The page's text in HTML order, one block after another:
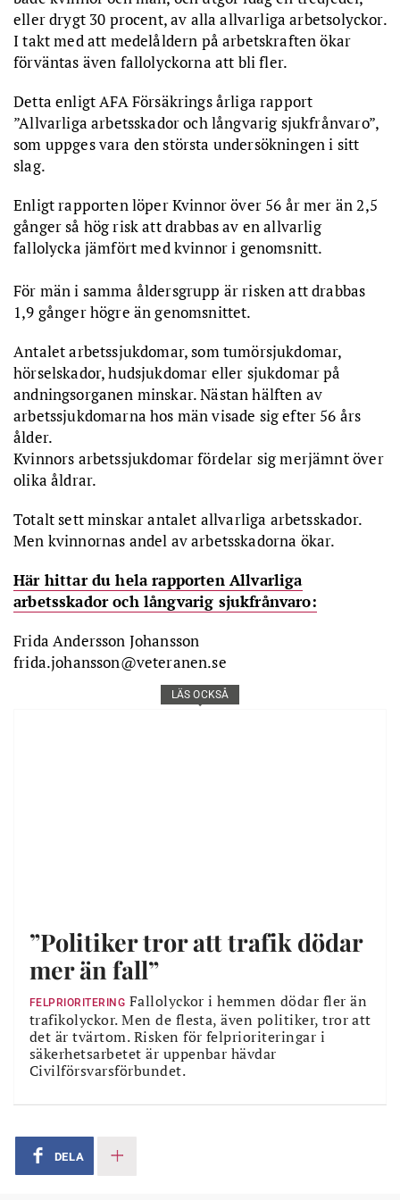
eller drygt 30 procent, av alla allvarliga arbetsolyckor.
I takt med att medelåldern på arbetskraften ökar
förväntas även fallolyckorna att bli fler.
Detta enligt AFA Försäkrings årliga rapport
”Allvarliga arbetsskador och långvarig sjukfrånvaro”,
som uppges vara den största undersökningen i sitt
slag.
Enligt rapporten löper Kvinnor över 56 år mer än 2,5
gånger så hög risk att drabbas av en allvarlig
fallolycka jämfört med kvinnor i genomsnitt.
För män i samma åldersgrupp är risken att drabbas
1,9 gånger högre än genomsnittet.
Antalet arbetssjukdomar, som tumörsjukdomar,
hörselskador, hudsjukdomar eller sjukdomar på
andningsorganen minskar. Nästan hälften av
arbetssjukdomarna hos män visade sig efter 56 års
ålder.
Kvinnors arbetssjukdomar fördelar sig merjämnt över
olika åldrar.
Totalt sett minskar antalet allvarliga arbetsskador.
Men kvinnornas andel av arbetsskadorna ökar.
Här hittar du hela rapporten Allvarliga
arbetsskador och långvarig sjukfrånvaro:
Frida Andersson Johansson
frida.johansson@veteranen.se
LÄS OCKSÅ
”Politiker tror att trafik dödar
mer än fall”
FELPRIORITERING Fallolyckor i hemmen dödar fler än
trafikolyckor. Men de flesta, även politiker, tror att
det är tvärtom. Risken för felprioriteringar i
säkerhetsarbetet är uppenbar hävdar
Civilförsvarsförbundet.
DELA